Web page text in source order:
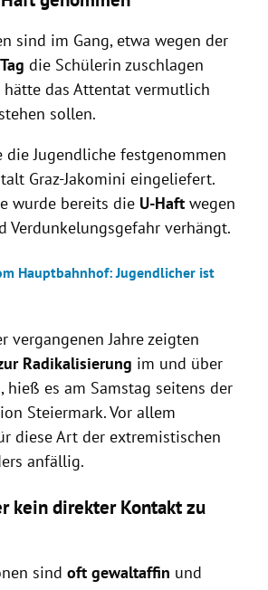
sind im Gang, etwa wegen der
die Schülerin zuschlagen
das Attentat vermutlich
sollen.
die Jugendliche festgenommen
Graz-Jakomini eingeliefert.
wurde bereits die U-Haft wegen
Verdunkelungsgefahr verhängt.
Hauptbahnhof: Jugendlicher ist
vergangenen Jahre zeigten
Radikalisierung im und über
hieß es am Samstag seitens der
Steiermark. Vor allem
diese Art der extremistischen
anfällig.
kein direkter Kontakt zu
sind oft gewaltaffin und